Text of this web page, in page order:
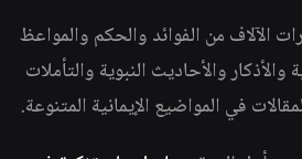
الآلاف من الفوائد والحكم والمواعظ
والأذكار والأحاديث النبوية والتأملات
في المواضيع الإيمانية المتنوعة.